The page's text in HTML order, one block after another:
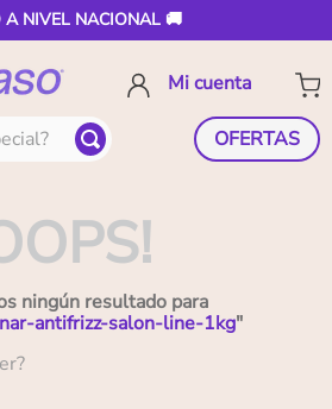
A NIVEL NACIONAL 🚚
OFERTAS
ningún resultado para
antifrizz-salon-line-1kg"